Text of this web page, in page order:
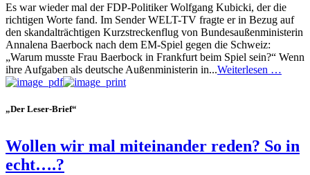
Es war wieder mal der FDP-Politiker Wolfgang Kubicki, der die
richtigen Worte fand. Im Sender WELT-TV fragte er in Bezug auf
den skandalträchtigen Kurzstreckenflug von Bundesaußenministerin
Annalena Baerbock nach dem EM-Spiel gegen die Schweiz:
„Warum musste Frau Baerbock in Frankfurt beim Spiel sein?“ Wenn
ihre Aufgaben als deutsche Außenministerin in...Weiterlesen …
„Der Leser-Brief“
Wollen wir mal miteinander reden? So in
echt….?